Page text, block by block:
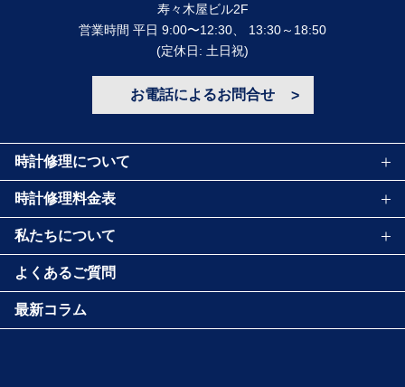
ン
寿々⽊屋ビル2F
営業時間 平⽇ 9:00〜12:30、 13:30～18:50
(定休⽇: ⼟⽇祝)
お電話によるお問合せ
時計修理について
時計修理料金表
私たちについて
よくあるご質問
最新コラム